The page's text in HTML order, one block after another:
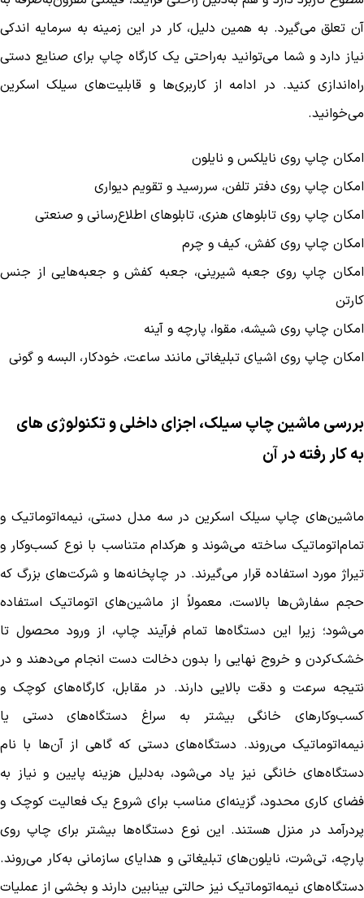
آن تعلق می‌گیرد. به همین دلیل، کار در این زمینه به سرمایه اندکی
نیاز دارد و شما می‌توانید به‌راحتی یک کارگاه چاپ برای صنایع دستی
راه‌اندازی کنید. در ادامه از کاربری‌ها و قابلیت‌های سیلک اسکرین
می‌خوانید.
امکان چاپ روی نایلکس و نایلون
امکان چاپ روی دفتر تلفن، سررسید و تقویم دیواری
امکان چاپ روی تابلوهای هنری، تابلوهای اطلاع‌رسانی و صنعتی
امکان چاپ روی کفش، کیف و چرم
امکان چاپ روی جعبه شیرینی، جعبه کفش و جعبه‌هایی از جنس
کارتن
امکان چاپ روی شیشه، مقوا، پارچه و آینه
امکان چاپ روی اشیای تبلیغاتی مانند ساعت، خودکار، البسه و گونی
بررسی ماشین چاپ سیلک، اجزای داخلی و تکنولوژی های
به کار رفته در آن
ماشین‌های چاپ سیلک اسکرین در سه مدل دستی، نیمه‌اتوماتیک و
تمام‌اتوماتیک ساخته می‌شوند و هرکدام متناسب با نوع کسب‌وکار و
تیراژ مورد استفاده قرار می‌گیرند. در چاپخانه‌ها و شرکت‌های بزرگ که
حجم سفارش‌ها بالاست، معمولاً از ماشین‌های اتوماتیک استفاده
می‌شود؛ زیرا این دستگاه‌ها تمام فرآیند چاپ، از ورود محصول تا
خشک‌کردن و خروج نهایی را بدون دخالت دست انجام می‌دهند و در
نتیجه سرعت و دقت بالایی دارند. در مقابل، کارگاه‌های کوچک و
کسب‌وکارهای خانگی بیشتر به سراغ دستگاه‌های دستی یا
نیمه‌اتوماتیک می‌روند. دستگاه‌های دستی که گاهی از آن‌ها با نام
دستگاه‌های خانگی نیز یاد می‌شود، به‌دلیل هزینه پایین و نیاز به
فضای کاری محدود، گزینه‌ای مناسب برای شروع یک فعالیت کوچک و
پردرآمد در منزل هستند. این نوع دستگاه‌ها بیشتر برای چاپ روی
پارچه، تی‌شرت، نایلون‌های تبلیغاتی و هدایای سازمانی به‌کار می‌روند.
دستگاه‌های نیمه‌اتوماتیک نیز حالتی بینابین دارند و بخشی از عملیات